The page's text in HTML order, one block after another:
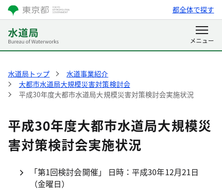
都全体で探す
水道局トップ
水道事業紹介
大都市水道局大規模災害対策検討会
平成30年度大都市水道局大規模災害対策検討会実施状況
平成30年度大都市水道局大規模災
害対策検討会実施状況
「第1回検討会開催」 日時：平成30年12月21日
（金曜日）